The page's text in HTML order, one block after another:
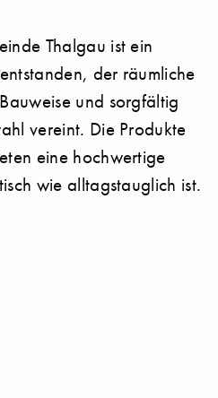
Thalgau ist ein
der räumliche
und sorgfältig
vereint. Die Produkte
eine hochwertige
wie alltagstauglich ist.